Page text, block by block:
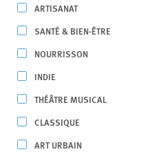
ARTISANAT
SANTÉ & BIEN-ÊTRE
NOURRISSON
INDIE
THÉÂTRE MUSICAL
CLASSIQUE
ART URBAIN